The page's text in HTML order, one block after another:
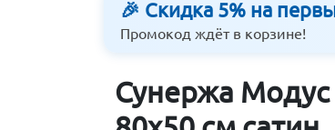
🎉 Скидка 5% на
Промокод ждёт в корзине!
Сунержа Модус